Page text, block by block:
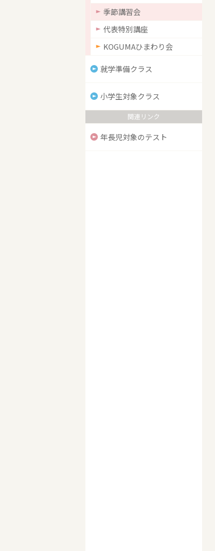
季節講習会
代表特別講座
KOGUMAひまわり会
就学準備クラス
小学生対象クラス
関連リンク
年長児対象のテスト